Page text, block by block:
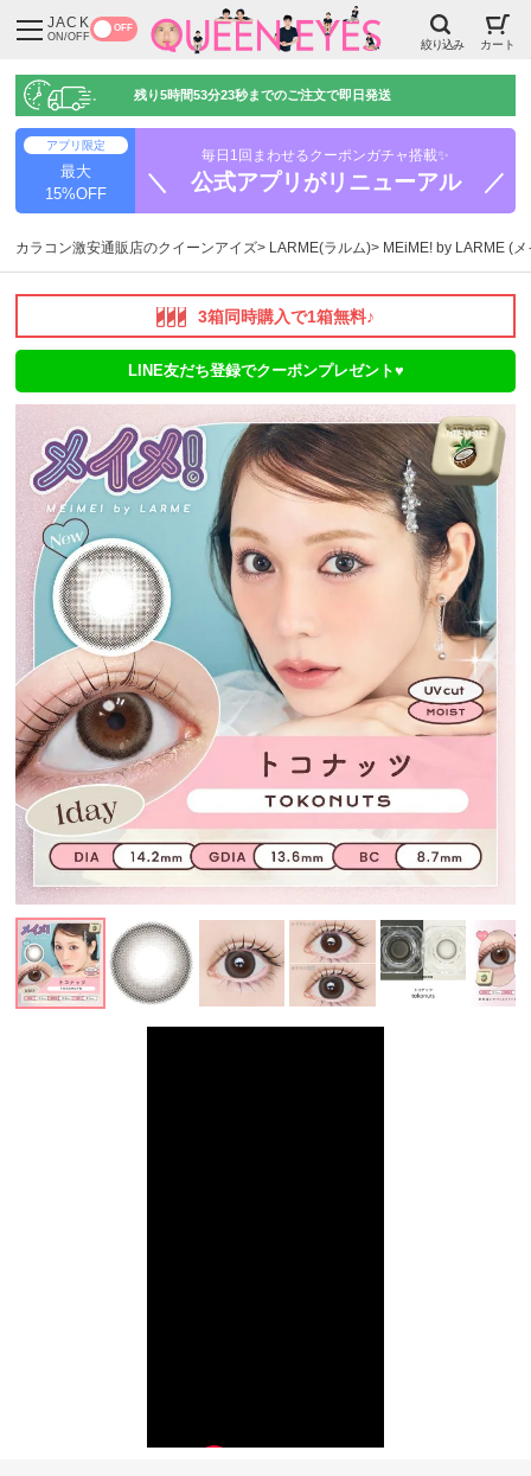
JACK
ON/OFF
OFF
絞り込み カート
残り5時間53分22秒までのご注文で即日発送
アプリ限定
最大
15%OFF
毎日1回まわせるクーポンガチャ搭載✨
＼ 公式アプリがリニューアル ／
カラコン激安通販店のクイーンアイズ LARME(ラルム) MEiME! by LARME (
3箱同時購入で1箱無料♪
LINE友だち登録でクーポンプレゼント♥